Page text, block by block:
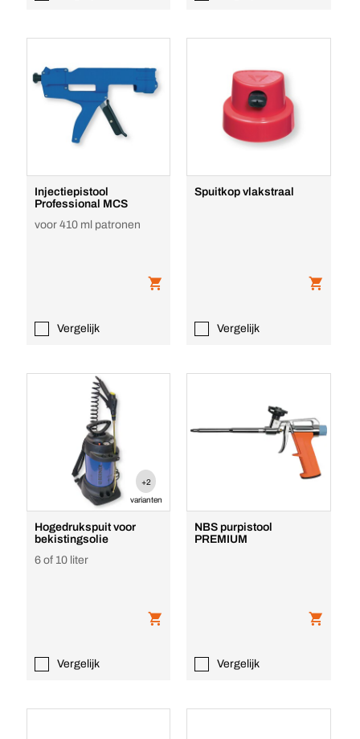
Injectiepistool
Professional MCS
voor 410 ml patronen
Vergelijk
Spuitkop vlakstraal
Vergelijk
+2
varianten
Hogedrukspuit voor
bekistingsolie
6 of 10 liter
Vergelijk
NBS purpistool
PREMIUM
Vergelijk